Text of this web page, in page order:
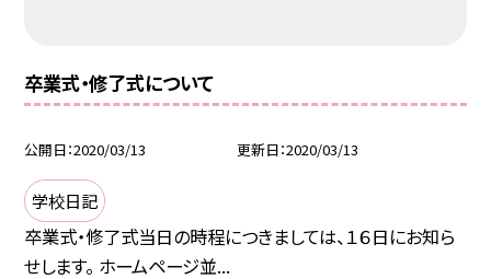
卒業式・修了式について
公開日 2020/03/13 更新日 2020/03/13
学校日記
卒業式・修了式当日の時程につきましては、１６日にお知ら
せします。 ホームページ並...